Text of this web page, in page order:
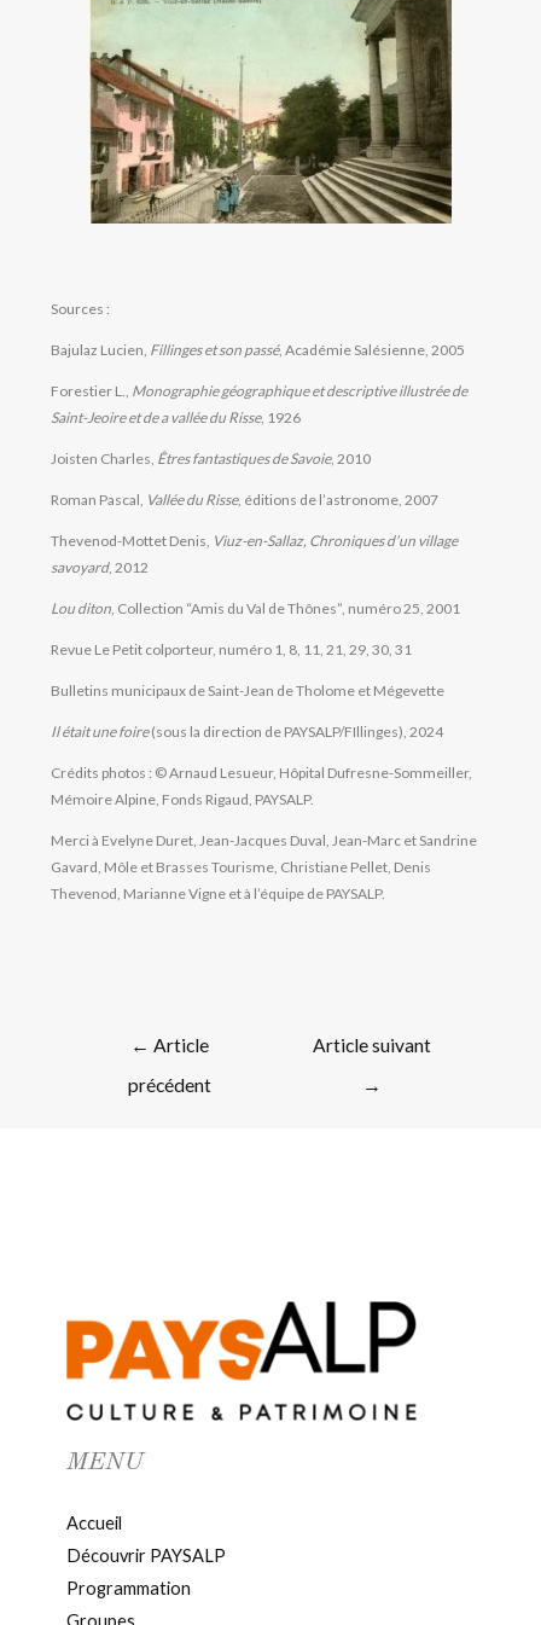
Sources :
Bajulaz Lucien, Fillinges et son passé, Académie Salésienne, 2005
Forestier L., Monographie géographique et descriptive illustrée de
Saint-Jeoire et de a vallée du Risse, 1926
Joisten Charles, Êtres fantastiques de Savoie, 2010
Roman Pascal, Vallée du Risse, éditions de l’astronome, 2007
Thevenod-Mottet Denis, Viuz-en-Sallaz, Chroniques d’un village
savoyard, 2012
Lou diton, Collection “Amis du Val de Thônes”, numéro 25, 2001
Revue Le Petit colporteur, numéro 1, 8, 11, 21, 29, 30, 31
Bulletins municipaux de Saint-Jean de Tholome et Mégevette
Il était une foire(sous la direction de PAYSALP/FIllinges), 2024
Crédits photos : © Arnaud Lesueur, Hôpital Dufresne-Sommeiller,
Mémoire Alpine, Fonds Rigaud, PAYSALP.
Merci à Evelyne Duret, Jean-Jacques Duval, Jean-Marc et Sandrine
Gavard, Môle et Brasses Tourisme, Christiane Pellet, Denis
Thevenod, Marianne Vigne et à l’équipe de PAYSALP.
← Article
précédent
Article suivant
→
MENU
Accueil
Découvrir PAYSALP
Programmation
Groupes